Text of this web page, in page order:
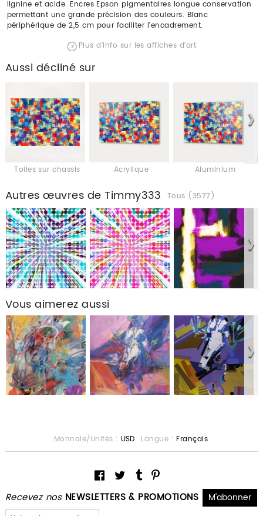
lignine et acide. Encres Epson pigmentaires longue conservation
permettant une grande précision des couleurs. Blanc
périphérique de 2,5 cm pour faciliter l'encadrement.
Plus d'info sur les affiches d'art
Aussi décliné sur
Toiles sur chassis Acrylique Aluminium
Autres œuvres de Timmy333 Tous (3577)
Vous aimerez aussi
Recevez nos NEWSLETTERS & PROMOTIONS
Monnaie/Unités : USD Langue : Français